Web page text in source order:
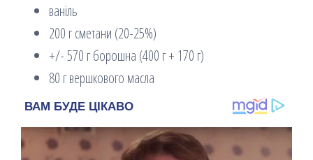
ваніль
200 г сметани (20-25%)
+/- 570 г борошна (400 г + 170 г)
80 г вершкового масла